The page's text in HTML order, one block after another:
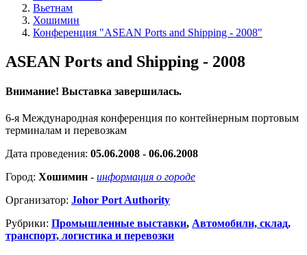
Вьетнам
Хошимин
Конференция "ASEAN Ports and Shipping - 2008"
ASEAN Ports and Shipping - 2008
Внимание! Выставка завершилась.
6-я Mеждународная конференция по контейнерным портовым
терминалам и перевозкам
Дата проведения: 05.06.2008 - 06.06.2008
Город: Хошимин - информация о городе
Организатор: Johor Port Authority
Рубрики: Промышленные выставки, Автомобили, склад,
транспорт, логистика и перевозки